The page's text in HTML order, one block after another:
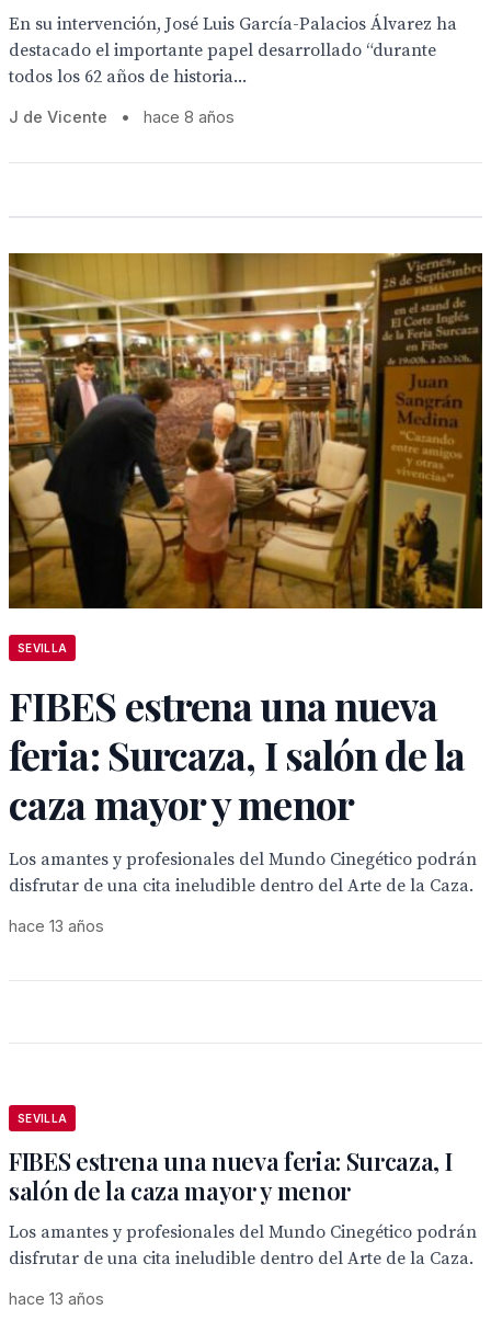
En su intervención, José Luis García-Palacios Álvarez ha
destacado el importante papel desarrollado “durante
todos los 62 años de historia...
J de Vicente • hace 8 años
SEVILLA
FIBES estrena una nueva
feria: Surcaza, I salón de la
caza mayor y menor
Los amantes y profesionales del Mundo Cinegético podrán
disfrutar de una cita ineludible dentro del Arte de la Caza.
hace 13 años
SEVILLA
FIBES estrena una nueva feria: Surcaza, I
salón de la caza mayor y menor
Los amantes y profesionales del Mundo Cinegético podrán
disfrutar de una cita ineludible dentro del Arte de la Caza.
hace 13 años